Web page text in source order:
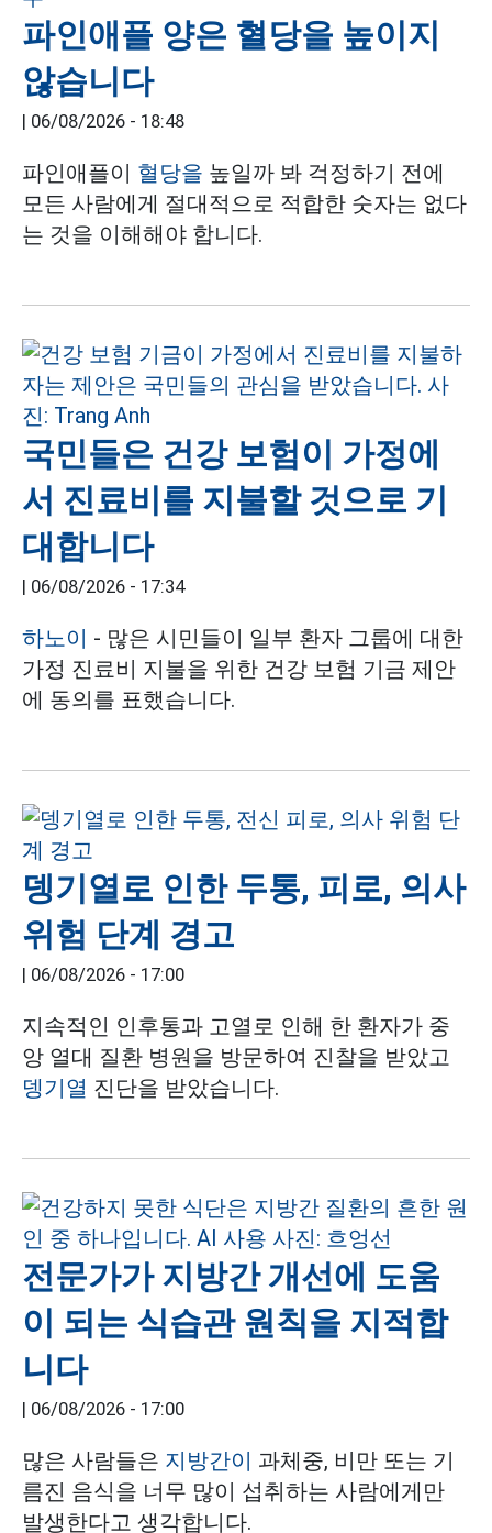
파인애플 양은 혈당을 높이지
않습니다
| 06/08/2026 - 18:48
파인애플이 혈당을 높일까 봐 걱정하기 전에
모든 사람에게 절대적으로 적합한 숫자는 없다
는 것을 이해해야 합니다.
국민들은 건강 보험이 가정에
서 진료비를 지불할 것으로 기
대합니다
| 06/08/2026 - 17:34
하노이 - 많은 시민들이 일부 환자 그룹에 대한
가정 진료비 지불을 위한 건강 보험 기금 제안
에 동의를 표했습니다.
뎅기열로 인한 두통, 피로, 의사
위험 단계 경고
| 06/08/2026 - 17:00
지속적인 인후통과 고열로 인해 한 환자가 중
앙 열대 질환 병원을 방문하여 진찰을 받았고
뎅기열 진단을 받았습니다.
전문가가 지방간 개선에 도움
이 되는 식습관 원칙을 지적합
니다
| 06/08/2026 - 17:00
많은 사람들은 지방간이 과체중, 비만 또는 기
름진 음식을 너무 많이 섭취하는 사람에게만
발생한다고 생각합니다.